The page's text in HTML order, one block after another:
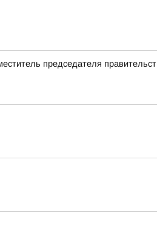
председателя